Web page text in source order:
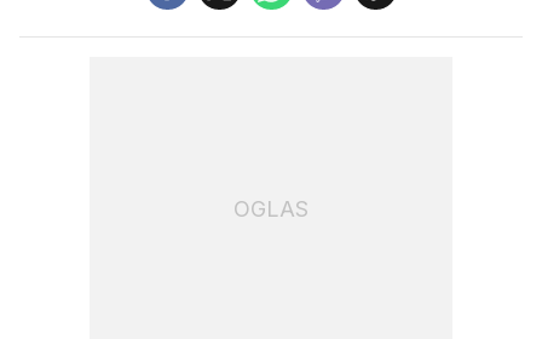
OGLAS